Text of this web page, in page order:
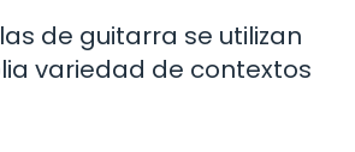
de guitarra se utilizan
variedad de contextos